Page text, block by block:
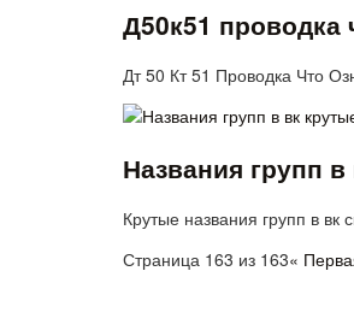
Д50к51 проводка
Дт 50 Кт 51 Проводка Что
Названия групп
Крутые названия групп в вк
Страница 163 из 163«